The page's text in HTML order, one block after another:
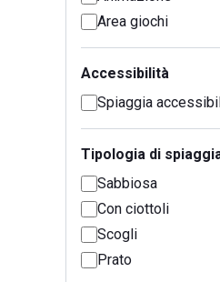
Area giochi
Accessibilità
Spiaggia
Tipologia di
Sabbiosa
Con ciottoli
Scogli
Prato